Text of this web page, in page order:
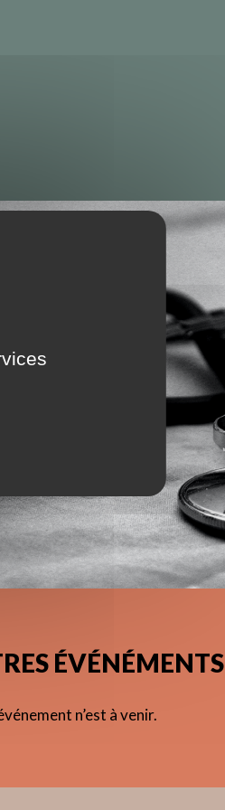
ÉVÉNÉMENTS
n’est à venir.